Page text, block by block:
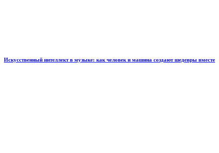
Искусственный интеллект в музыке: как человек и машина создают шедевры вместе